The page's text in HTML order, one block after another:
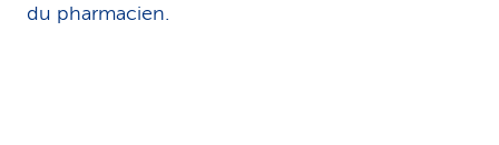
du pharmacien.